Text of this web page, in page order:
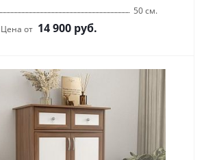
50 см.
Цена от 14 900 руб.